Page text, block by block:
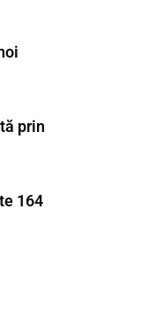
prin
164